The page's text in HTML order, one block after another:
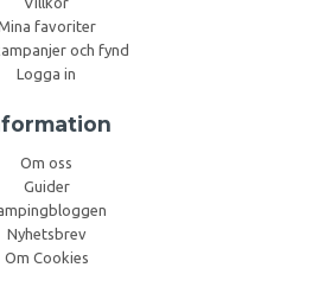
favoriter
och fynd
Logga in
Om oss
Guider
Nyhetsbrev
Om Cookies